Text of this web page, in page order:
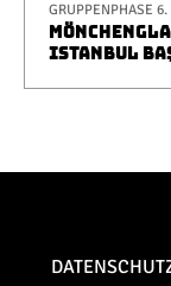
GRUPPENPHASE 6.
ISTANBUL